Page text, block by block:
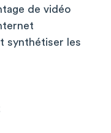
de vidéo
synthétiser les